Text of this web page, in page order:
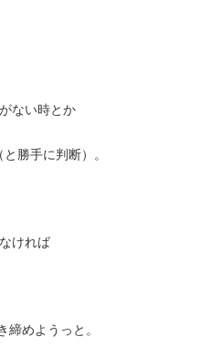
ない時とか
勝手に判断）。
ければ
めようっと。